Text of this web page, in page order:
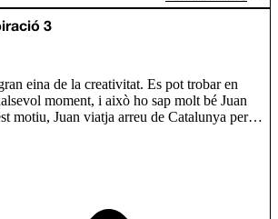
artista d’alçada amb murals arreu del món;
que defensa que l’olor és
3
eina de la creativitat. Es pot trobar en
moment, i això ho sap molt bé Juan
motiu, Juan viatja arreu de Catalunya per